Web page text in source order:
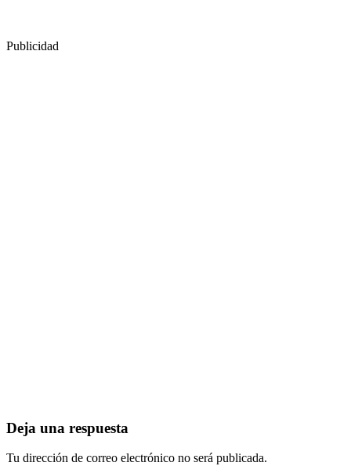
Publicidad
Deja una respuesta
Tu dirección de correo electrónico no será publicada.